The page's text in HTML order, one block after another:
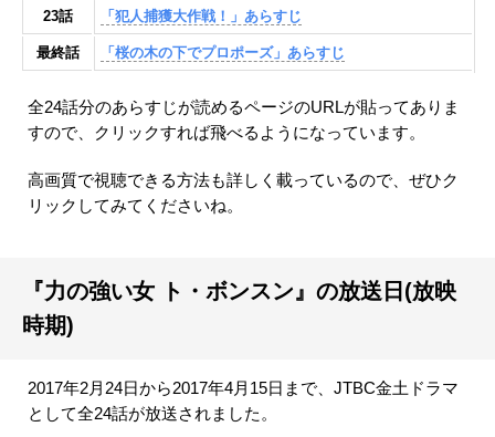
23話 「犯人捕獲大作戦！」あらすじ
最終話 「桜の木の下でプロポーズ」あらすじ
全24話分のあらすじが読めるページのURLが貼ってありま
すので、クリックすれば飛べるようになっています。
高画質で視聴できる方法も詳しく載っているので、ぜひク
リックしてみてくださいね。
『力の強い女 ト・ボンスン』の放送日(放映
時期)
2017年2月24日から2017年4月15日まで、JTBC金土ドラマ
として全24話が放送されました。